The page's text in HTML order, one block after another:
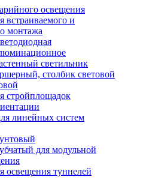
освещения
встраиваемого и
монтажа
светильник
столбик световой
стройплощадок
линейных систем
для модульной
освещения туннелей